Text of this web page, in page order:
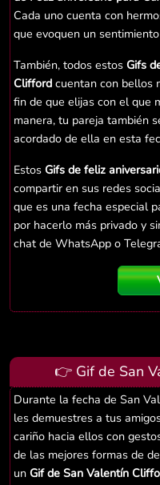
Cada uno cuenta con
que evoquen un
También, todos estos Gifs
Clifford cuentan con bellos
fin de que elijas con el que
manera, tu pareja también
acordado de ella en esta
Estos Gifs de feliz
compartir en sus redes
que es una fecha especial
por hacerlo más privado y
chat de WhatsApp o
👉 Gif de San
Durante la fecha de San
les demuestres a tus
cariño hacia ellos con
de las mejores formas de
un Gif de San Valentín